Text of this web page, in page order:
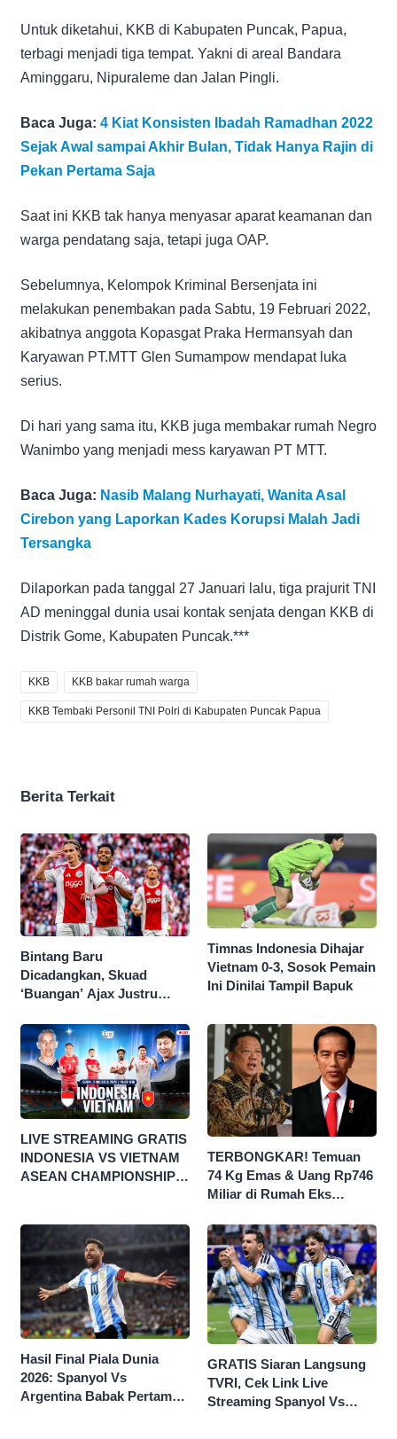
Untuk diketahui, KKB di Kabupaten Puncak, Papua,
terbagi menjadi tiga tempat. Yakni di areal Bandara
Aminggaru, Nipuraleme dan Jalan Pingli.
Baca Juga: 4 Kiat Konsisten Ibadah Ramadhan 2022
Sejak Awal sampai Akhir Bulan, Tidak Hanya Rajin di
Pekan Pertama Saja
Saat ini KKB tak hanya menyasar aparat keamanan dan
warga pendatang saja, tetapi juga OAP.
Sebelumnya, Kelompok Kriminal Bersenjata ini
melakukan penembakan pada Sabtu, 19 Februari 2022,
akibatnya anggota Kopasgat Praka Hermansyah dan
Karyawan PT.MTT Glen Sumampow mendapat luka
serius.
Di hari yang sama itu, KKB juga membakar rumah Negro
Wanimbo yang menjadi mess karyawan PT MTT.
Baca Juga: Nasib Malang Nurhayati, Wanita Asal
Cirebon yang Laporkan Kades Korupsi Malah Jadi
Tersangka
Dilaporkan pada tanggal 27 Januari lalu, tiga prajurit TNI
AD meninggal dunia usai kontak senjata dengan KKB di
Distrik Gome, Kabupaten Puncak.***
KKB KKB bakar rumah warga
KKB Tembaki Personil TNI Polri di Kabupaten Puncak Papua
Berita Terkait
Bintang Baru
Dicadangkan, Skuad
‘Buangan’ Ajax Justru
Timnas Indonesia Dihajar
Vietnam 0-3, Sosok Pemain
Ini Dinilai Tampil Bapuk
LIVE STREAMING GRATIS
INDONESIA VS VIETNAM
ASEAN CHAMPIONSHIP
TERBONGKAR! Temuan
74 Kg Emas & Uang Rp746
Miliar di Rumah Eks
Nama Jokowi
Hasil Final Piala Dunia
2026: Spanyol Vs
Argentina Babak Pertama
GRATIS Siaran Langsung
TVRI, Cek Link Live
Streaming Spanyol Vs